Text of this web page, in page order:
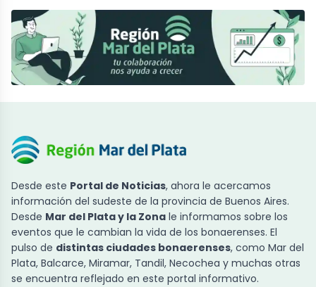
Desde este Portal de Noticias, ahora le acercamos
información del sudeste de la provincia de Buenos Aires.
Desde Mar del Plata y la Zona le informamos sobre los
eventos que le cambian la vida de los bonaerenses. El
pulso de distintas ciudades bonaerenses, como Mar del
Plata, Balcarce, Miramar, Tandil, Necochea y muchas otras
se encuentra reflejado en este portal informativo.